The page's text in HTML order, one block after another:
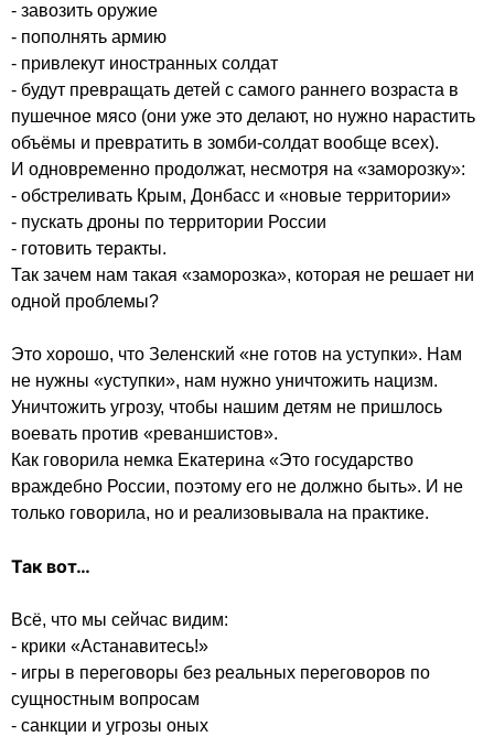
- завозить оружие
- пополнять армию
- привлекут иностранных солдат
- будут превращать детей с самого раннего возраста в
пушечное мясо (они уже это делают, но нужно нарастить
объёмы и превратить в зомби-солдат вообще всех).
И одновременно продолжат, несмотря на «заморозку»:
- обстреливать Крым, Донбасс и «новые территории»
- пускать дроны по территории России
- готовить теракты.
Так зачем нам такая «заморозка», которая не решает ни
одной проблемы?
Это хорошо, что Зеленский «не готов на уступки». Нам
не нужны «уступки», нам нужно уничтожить нацизм.
Уничтожить угрозу, чтобы нашим детям не пришлось
воевать против «реваншистов».
Как говорила немка Екатерина «Это государство
враждебно России, поэтому его не должно быть». И не
только говорила, но и реализовывала на практике.
Так вот…
Всё, что мы сейчас видим:
- крики «Астанавитесь!»
- игры в переговоры без реальных переговоров по
сущностным вопросам
- санкции и угрозы оных